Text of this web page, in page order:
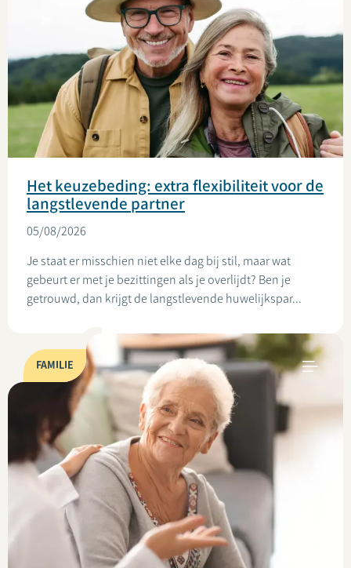
Het keuzebeding: extra flexibiliteit voor de
langstlevende partner
05/08/2026
Je staat er misschien niet elke dag bij stil, maar wat
gebeurt er met je bezittingen als je overlijdt? Ben je
getrouwd, dan krijgt de langstlevende huwelijkspar...
FAMILIE